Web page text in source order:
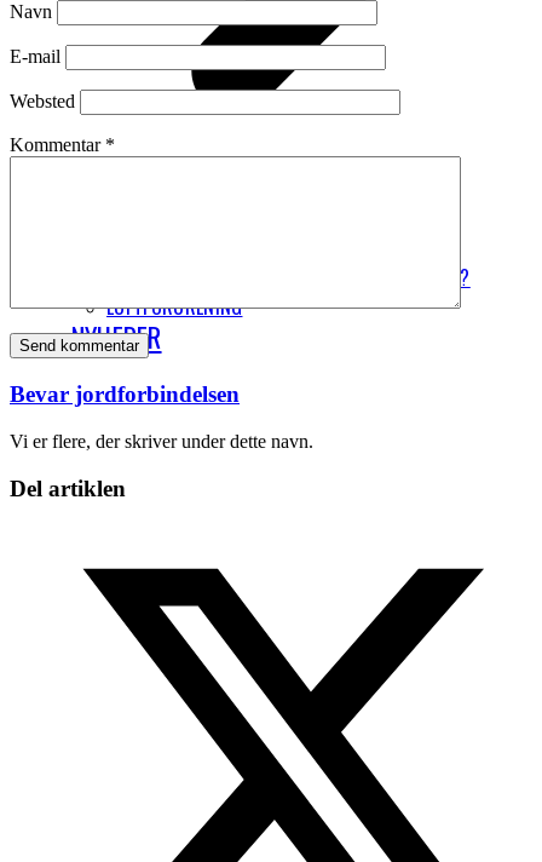
HVORDAN KAN JEG REJSE MERE KLIMAVENLIGT?
LUFTFORURENING
NYHEDER
Navn
E-mail
Websted
Kommentar *
Bevar jordforbindelsen
Vi er flere, der skriver under dette navn.
Del artiklen